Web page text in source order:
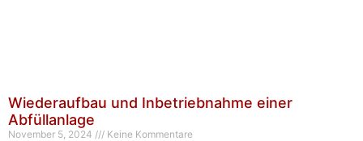
Wiederaufbau und Inbetriebnahme einer
Abfüllanlage
November 5, 2024 Keine Kommentare